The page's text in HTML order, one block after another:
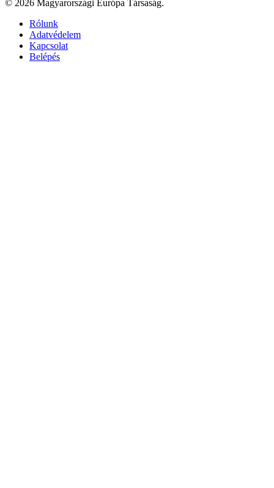
© 2026 Magyarországi Európa Társaság.
Rólunk
Adatvédelem
Kapcsolat
Belépés